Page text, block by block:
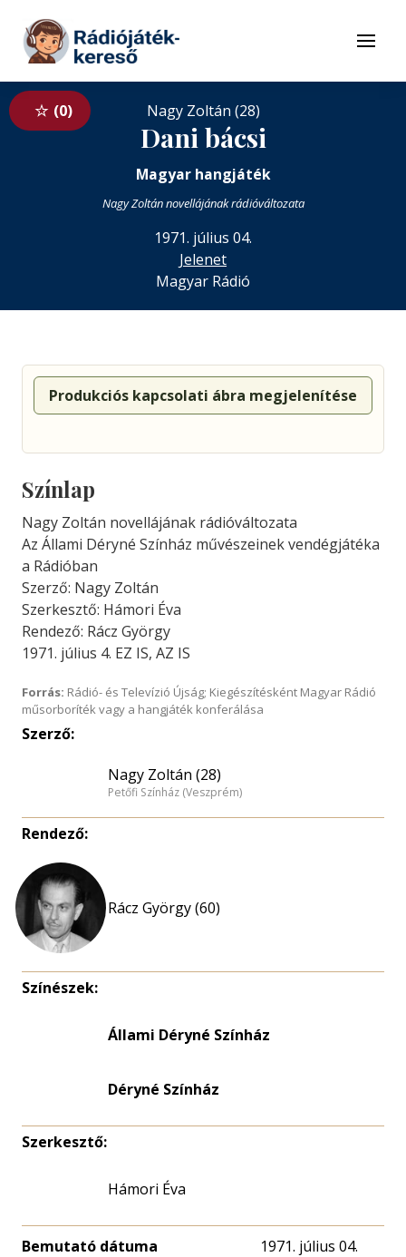
Tovább a tartalomhoz
Menü
0 Nagy Zoltán (28)
Dani bácsi
Magyar hangjáték
Nagy Zoltán novellájának rádióváltozata
1971. július 04.
Jelenet
Magyar Rádió
Produkciós kapcsolati ábra megjelenítése
Színlap
Nagy Zoltán novellájának rádióváltozata
Az Állami Déryné Színház művészeinek vendégjátéka
a Rádióban
Szerző: Nagy Zoltán
Szerkesztő: Hámori Éva
Rendező: Rácz György
1971. július 4. EZ IS, AZ IS
Forrás: Rádió- és Televízió Újság; Kiegészítésként Magyar Rádió
műsorboríték vagy a hangjáték konferálása
Szerző:
Nagy Zoltán (28)
Petőfi Színház (Veszprém)
Rendező:
Rácz György (60)
Színészek:
Állami Déryné Színház
Déryné Színház
Szerkesztő:
Hámori Éva
Bemutató dátuma 1971. július 04.